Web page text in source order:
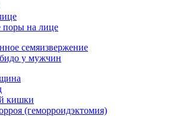
на лице
семяизвержение
у мужчин
кишки
(геморроидэктомия)